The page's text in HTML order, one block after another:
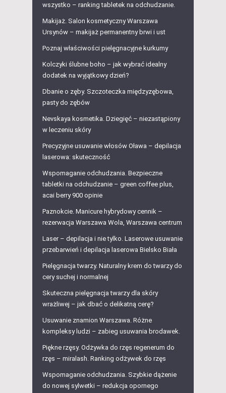
wszystko – ranking tabletek na odchudzanie.
Makijaż. Salon kosmetyczny Warszawa
Ursynów – makijaż permanentny brwi i ust
Poznaj właściwości pielęgnacyjne kurkumy
Kolczyki ślubne boho – jak wybrać idealny
dodatek na wyjątkowy dzień?
Dbanie o zęby. Szczoteczka międzyzębowa,
pasty do zębów
Nevskaya kosmetika. Dziegięć – niezastąpiony
w leczeniu skóry
Precyzyjne usuwanie włosów Oława – depilacja
laserowa: skuteczność
Wspomaganie odchudzania. Bezpieczne
tabletki na odchudzanie – green coffee plus,
acai berry 900 opinie
Paznokcie. Manicure hybrydowy cennik –
rezerwacja Warszawa Wola, Warszawa centrum
Laser – depilacja i nie tylko. Laserowe usuwanie
przebarwień i depilacja laserowa Bielsko Biała
Pielęgnacja twarzy. Naturalny krem do twarzy do
cery suchej i normalnej
Skuteczna pielęgnacja twarzy dla skóry
wrażliwej – jak dbać o delikatną cerę?
Usuwanie znamion Warszawa. Różne
kompleksy ludzi – zabieg usuwania brodawek.
Piękne rzęsy. Odżywka do rzęs regenerum do
rzęs – miralash. Ranking odżywek do rzęs
Wspomaganie odchudzania. Szybkie dążenie
do nowej sylwetki – redukcja opornego